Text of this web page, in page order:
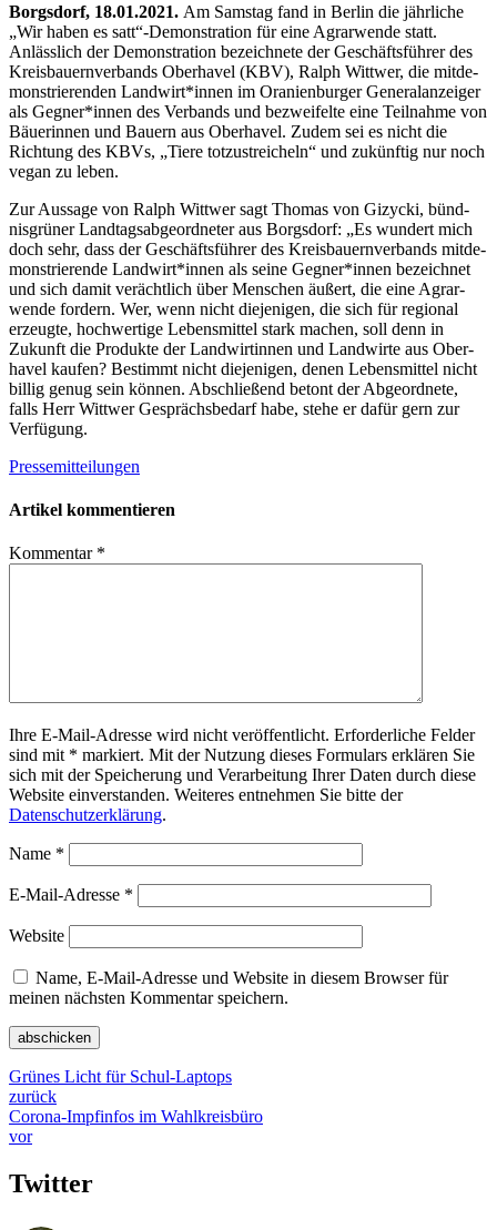
Borgs­dorf, 18.01.2021. Am Sams­tag fand in Ber­lin die jähr­li­che
„Wir haben es satt“-Demonstration für eine Agrar­wende statt.
Anläss­lich der Demons­tra­tion bezeich­nete der Geschäfts­füh­rer des
Kreis­bau­ern­ver­bands Ober­ha­vel (KBV), Ralph Witt­wer, die mit­de­
mons­trie­ren­den Landwirt*innen im Ora­ni­en­bur­ger Gene­ral­an­zei­ger
als Gegner*innen des Ver­bands und bezwei­felte eine Teil­nahme von
Bäue­rin­nen und Bau­ern aus Ober­ha­vel. Zudem sei es nicht die
Rich­tung des KBVs, „Tiere tot­zu­strei­cheln“ und zukünf­tig nur noch
vegan zu leben.
Zur Aus­sage von Ralph Witt­wer sagt Tho­mas von Gizy­cki, bünd­
nis­grü­ner Land­tags­ab­ge­ord­ne­ter aus Borgs­dorf: „Es wun­dert mich
doch sehr, dass der Geschäfts­füh­rer des Kreis­bau­ern­ver­bands mit­de­
mons­trie­rende Landwirt*innen als seine Gegner*innen bezeich­net
und sich damit ver­ächt­lich über Men­schen äußert, die eine Agrar­
wende for­dern. Wer, wenn nicht die­je­ni­gen, die sich für regio­nal
erzeugte, hoch­wer­tige Lebens­mit­tel stark machen, soll denn in
Zukunft die Pro­dukte der Land­wir­tin­nen und Land­wirte aus Ober­
ha­vel kau­fen? Bestimmt nicht die­je­ni­gen, denen Lebens­mit­tel nicht
bil­lig genug sein kön­nen. Abschlie­ßend betont der Abge­ord­nete,
falls Herr Witt­wer Gesprächs­be­darf habe, stehe er dafür gern zur
Verfügung.
Pressemitteilungen
Artikel kommentieren
Kommentar *
Ihre E-Mail-Adresse wird nicht veröffentlicht. Erforderliche Felder
sind mit * markiert. Mit der Nutzung dieses Formulars erklären Sie
sich mit der Speicherung und Verarbeitung Ihrer Daten durch diese
Website einverstanden. Weiteres entnehmen Sie bitte der
Datenschutzerklärung.
Name *
E-Mail-Adresse *
Website
Name, E-Mail-Adresse und Website in diesem Browser für
meinen nächsten Kommentar speichern.
Grünes Licht für Schul-Laptops
zurück
Corona-Impfinfos im Wahlkreisbüro
vor
Twitter